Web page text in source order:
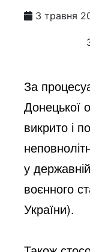
3 травня
За
Донецької
викрито і
у
воєнного
України).